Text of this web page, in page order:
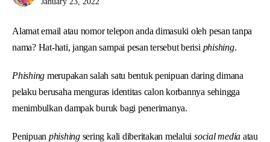
Alamat email atau nomor telepon anda dimasuki oleh pesan tanpa
nama? Hat-hati, jangan sampai pesan tersebut berisi phishing.
Phishing merupakan salah satu bentuk penipuan daring dimana
pelaku berusaha menguras identitas calon korbannya sehingga
menimbulkan dampak buruk bagi penerimanya.
Penipuan phishingsering kali diberitakan melaluisocial media atau